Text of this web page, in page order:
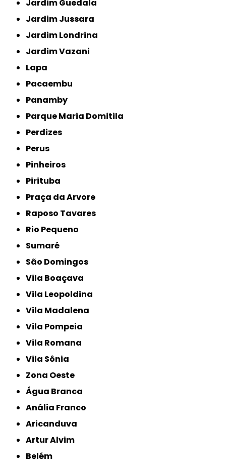
Jardim Guedala
Jardim Jussara
Jardim Londrina
Jardim Vazani
Lapa
Pacaembu
Panamby
Parque Maria Domitila
Perdizes
Perus
Pinheiros
Pirituba
Praça da Arvore
Raposo Tavares
Rio Pequeno
Sumaré
São Domingos
Vila Boaçava
Vila Leopoldina
Vila Madalena
Vila Pompeia
Vila Romana
Vila Sônia
Zona Oeste
Água Branca
Anália Franco
Aricanduva
Artur Alvim
Belém